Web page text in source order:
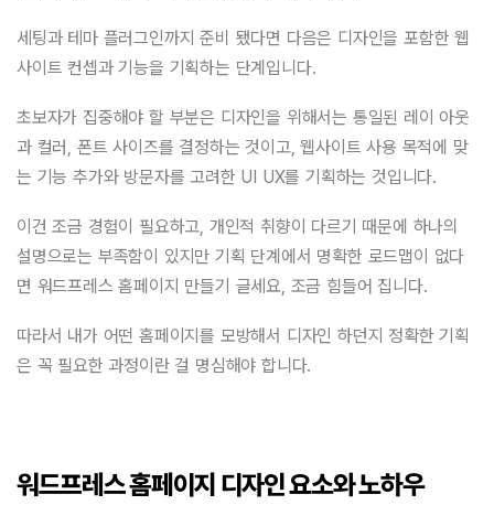
세팅과 테마 플러그인까지 준비 됐다면 다음은 디자인을 포함한 웹
사이트 컨셉과 기능을 기획하는 단계입니다.
초보자가 집중해야 할 부분은 디자인을 위해서는 통일된 레이 아웃
과 컬러, 폰트 사이즈를 결정하는 것이고, 웹사이트 사용 목적에 맞
는 기능 추가와 방문자를 고려한 UI UX를 기획하는 것입니다.
이건 조금 경험이 필요하고, 개인적 취향이 다르기 때문에 하나의
설명으로는 부족함이 있지만 기획 단계에서 명확한 로드맵이 없다
면 워드프레스 홈페이지 만들기 글세요, 조금 힘들어 집니다.
따라서 내가 어떤 홈페이지를 모방해서 디자인 하던지 정확한 기획
은 꼭 필요한 과정이란 걸 명심해야 합니다.
워드프레스 홈페이지 디자인 요소와 노하우